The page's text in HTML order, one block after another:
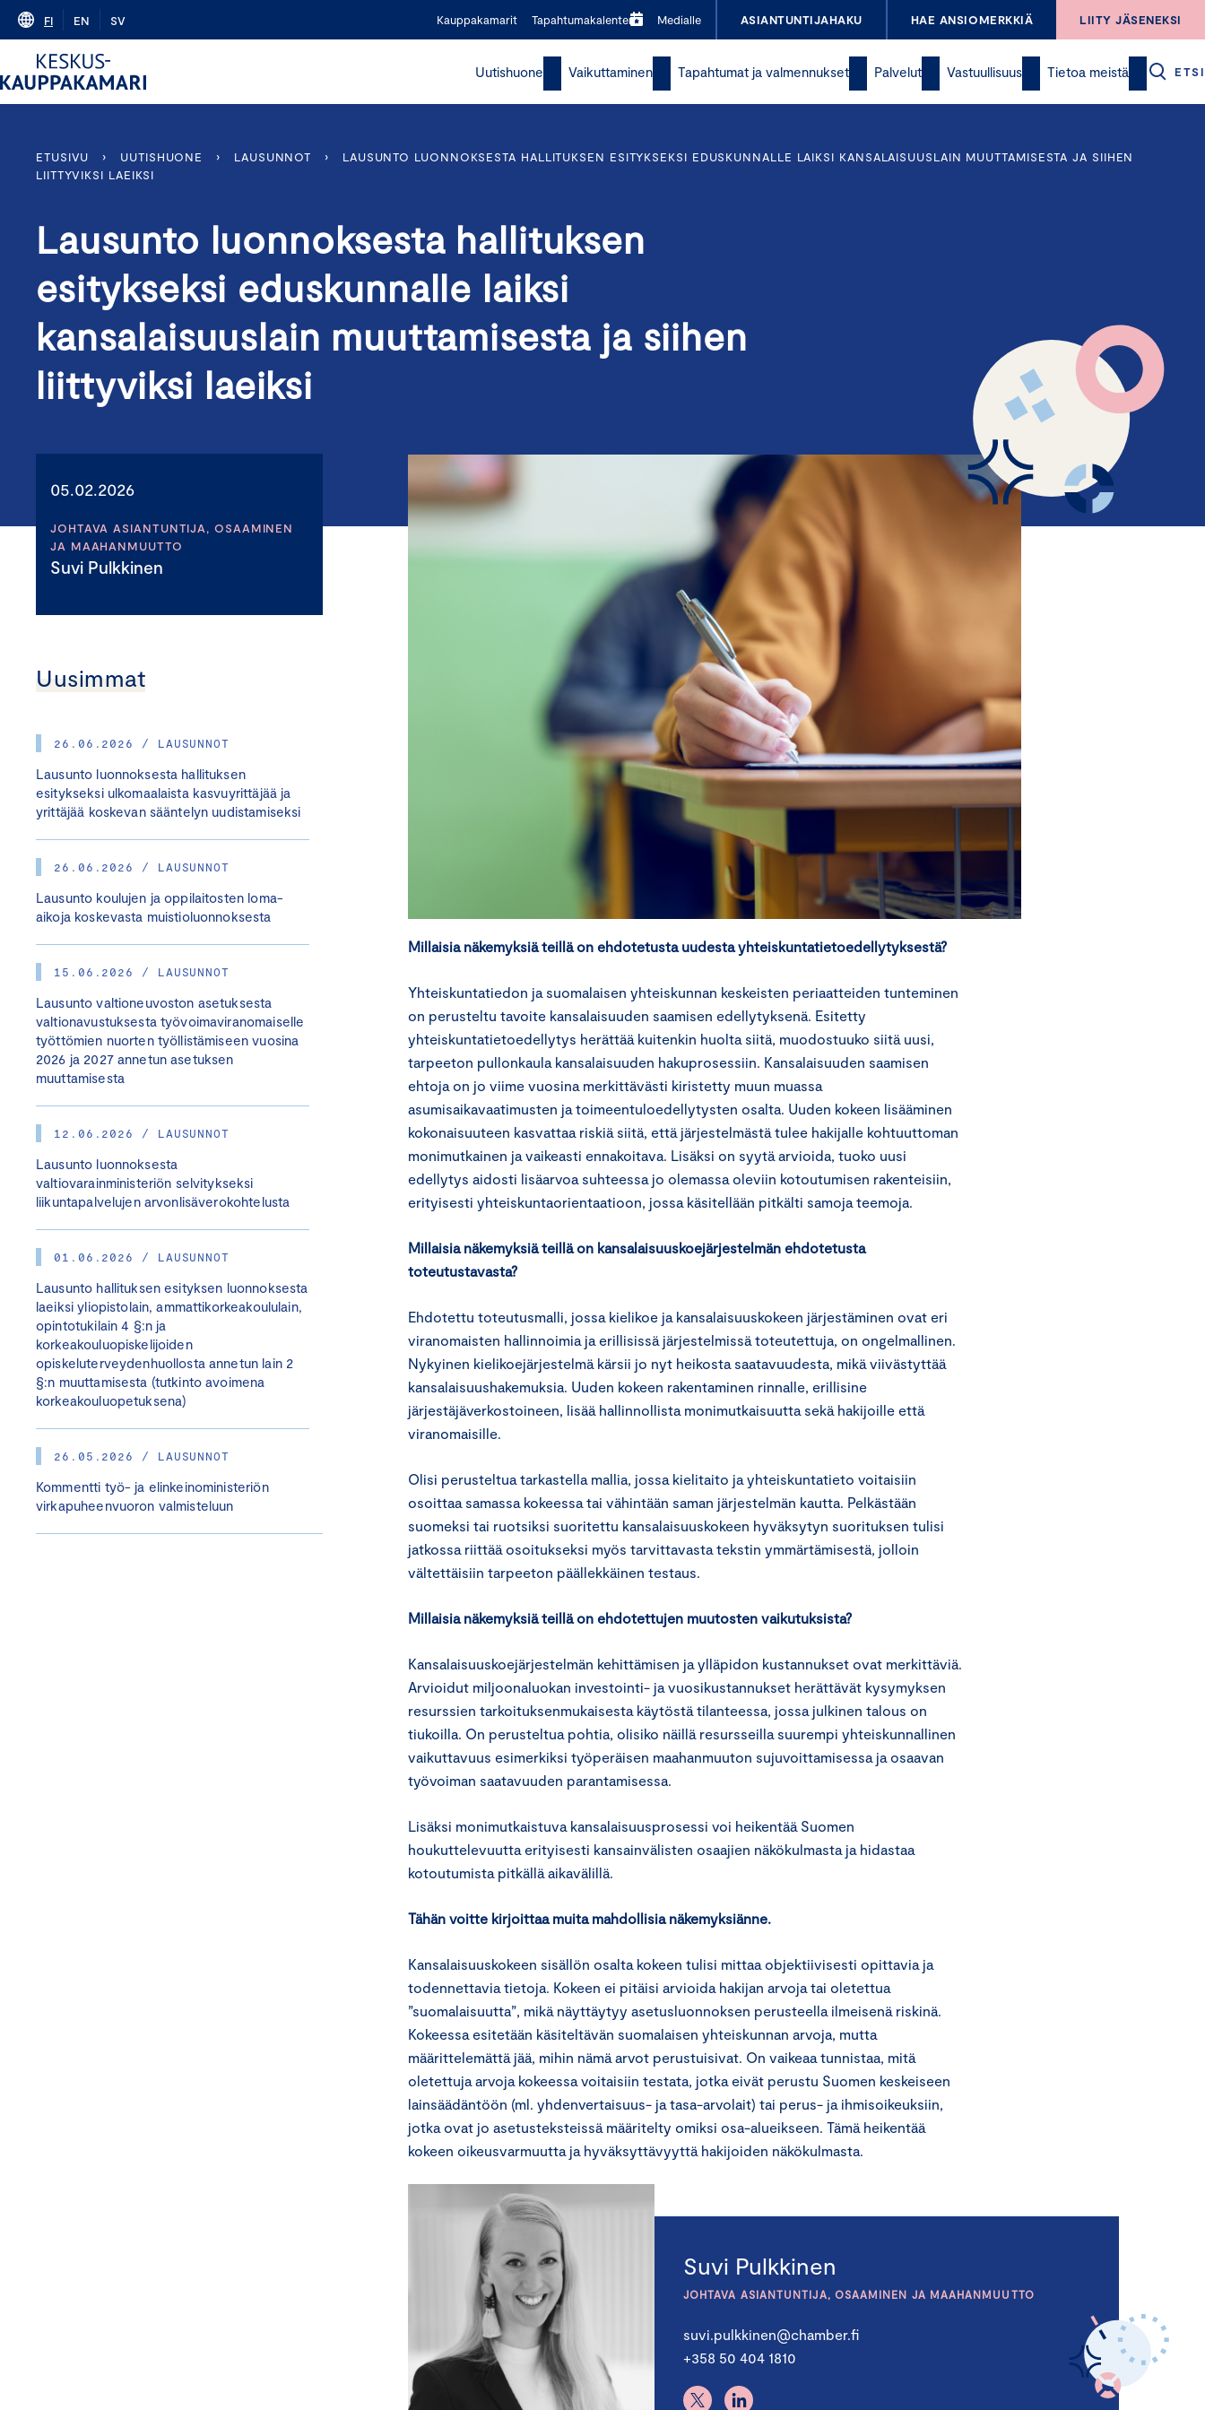
Skip
content
FI EN SV Kauppakamarit Tapahtumakalenteri Medialle ASIANTUNTIJAHAKU HAE ANSIOMERKKIÄ LIITY JÄSENEKSI
Uutishuone Vaikuttaminen Tapahtumat ja valmennukset Palvelut Vastuullisuus Tietoa meistä ETSI
ETUSIVU › UUTISHUONE › LAUSUNNOT ›
LAUSUNTO LUONNOKSESTA HALLITUKSEN ESITYKSEKSI EDUSKUNNALLE LAIKSI KANSALAISUUSLAIN MUUTTAMISESTA JA SIIHEN
LIITTYVIKSI LAEIKSI
Lausunto luonnoksesta hallituksen
esitykseksi eduskunnalle laiksi
kansalaisuuslain muuttamisesta ja siihen
liittyviksi laeiksi
05.02.2026
JOHTAVA ASIANTUNTIJA, OSAAMINEN
JA MAAHANMUUTTO
Suvi Pulkkinen
Uusimmat
26.06.2026 / LAUSUNNOT
Lausunto luonnoksesta hallituksen
esitykseksi ulkomaalaista kasvuyrittäjää ja
yrittäjää koskevan sääntelyn uudistamiseksi
26.06.2026 / LAUSUNNOT
Lausunto koulujen ja oppilaitosten loma-
aikoja koskevasta muistioluonnoksesta
15.06.2026 / LAUSUNNOT
Lausunto valtioneuvoston asetuksesta
valtionavustuksesta työvoimaviranomaiselle
työttömien nuorten työllistämiseen vuosina
2026 ja 2027 annetun asetuksen
muuttamisesta
12.06.2026 / LAUSUNNOT
Lausunto luonnoksesta
valtiovarainministeriön selvitykseksi
liikuntapalvelujen arvonlisäverokohtelusta
01.06.2026 / LAUSUNNOT
Lausunto hallituksen esityksen luonnoksesta
laeiksi yliopistolain, ammattikorkeakoululain,
opintotukilain 4 §:n ja
korkeakouluopiskelijoiden
opiskeluterveydenhuollosta annetun lain 2
§:n muuttamisesta (tutkinto avoimena
korkeakouluopetuksena)
26.05.2026 / LAUSUNNOT
Kommentti työ- ja elinkeinoministeriön
virkapuheenvuoron valmisteluun
Millaisia näkemyksiä teillä on ehdotetusta uudesta yhteiskuntatietoedellytyksestä?
Yhteiskuntatiedon ja suomalaisen yhteiskunnan keskeisten periaatteiden tunteminen
on perusteltu tavoite kansalaisuuden saamisen edellytyksenä. Esitetty
yhteiskuntatietoedellytys herättää kuitenkin huolta siitä, muodostuuko siitä uusi,
tarpeeton pullonkaula kansalaisuuden hakuprosessiin. Kansalaisuuden saamisen
ehtoja on jo viime vuosina merkittävästi kiristetty muun muassa
asumisaikavaatimusten ja toimeentuloedellytysten osalta. Uuden kokeen lisääminen
kokonaisuuteen kasvattaa riskiä siitä, että järjestelmästä tulee hakijalle kohtuuttoman
monimutkainen ja vaikeasti ennakoitava. Lisäksi on syytä arvioida, tuoko uusi
edellytys aidosti lisäarvoa suhteessa jo olemassa oleviin kotoutumisen rakenteisiin,
erityisesti yhteiskuntaorientaatioon, jossa käsitellään pitkälti samoja teemoja.
Millaisia näkemyksiä teillä on kansalaisuuskoejärjestelmän ehdotetusta
toteutustavasta?
Ehdotettu toteutusmalli, jossa kielikoe ja kansalaisuuskokeen järjestäminen ovat eri
viranomaisten hallinnoimia ja erillisissä järjestelmissä toteutettuja, on ongelmallinen.
Nykyinen kielikoejärjestelmä kärsii jo nyt heikosta saatavuudesta, mikä viivästyttää
kansalaisuushakemuksia. Uuden kokeen rakentaminen rinnalle, erillisine
järjestäjäverkostoineen, lisää hallinnollista monimutkaisuutta sekä hakijoille että
viranomaisille.
Olisi perusteltua tarkastella mallia, jossa kielitaito ja yhteiskuntatieto voitaisiin
osoittaa samassa kokeessa tai vähintään saman järjestelmän kautta. Pelkästään
suomeksi tai ruotsiksi suoritettu kansalaisuuskokeen hyväksytyn suorituksen tulisi
jatkossa riittää osoitukseksi myös tarvittavasta tekstin ymmärtämisestä, jolloin
vältettäisiin tarpeeton päällekkäinen testaus.
Millaisia näkemyksiä teillä on ehdotettujen muutosten vaikutuksista?
Kansalaisuuskoejärjestelmän kehittämisen ja ylläpidon kustannukset ovat merkittäviä.
Arvioidut miljoonaluokan investointi- ja vuosikustannukset herättävät kysymyksen
resurssien tarkoituksenmukaisesta käytöstä tilanteessa, jossa julkinen talous on
tiukoilla. On perusteltua pohtia, olisiko näillä resursseilla suurempi yhteiskunnallinen
vaikuttavuus esimerkiksi työperäisen maahanmuuton sujuvoittamisessa ja osaavan
työvoiman saatavuuden parantamisessa.
Lisäksi monimutkaistuva kansalaisuusprosessi voi heikentää Suomen
houkuttelevuutta erityisesti kansainvälisten osaajien näkökulmasta ja hidastaa
kotoutumista pitkällä aikavälillä.
Tähän voitte kirjoittaa muita mahdollisia näkemyksiänne.
Kansalaisuuskokeen sisällön osalta kokeen tulisi mittaa objektiivisesti opittavia ja
todennettavia tietoja. Kokeen ei pitäisi arvioida hakijan arvoja tai oletettua
”suomalaisuutta”, mikä näyttäytyy asetusluonnoksen perusteella ilmeisenä riskinä.
Kokeessa esitetään käsiteltävän suomalaisen yhteiskunnan arvoja, mutta
määrittelemättä jää, mihin nämä arvot perustuisivat. On vaikeaa tunnistaa, mitä
oletettuja arvoja kokeessa voitaisiin testata, jotka eivät perustu Suomen keskeiseen
lainsäädäntöön (ml. yhdenvertaisuus- ja tasa-arvolait) tai perus- ja ihmisoikeuksiin,
jotka ovat jo asetusteksteissä määritelty omiksi osa-alueikseen. Tämä heikentää
kokeen oikeusvarmuutta ja hyväksyttävyyttä hakijoiden näkökulmasta.
Suvi Pulkkinen
JOHTAVA ASIANTUNTIJA, OSAAMINEN JA MAAHANMUUTTO
suvi.pulkkinen@chamber.fi
+358 50 404 1810